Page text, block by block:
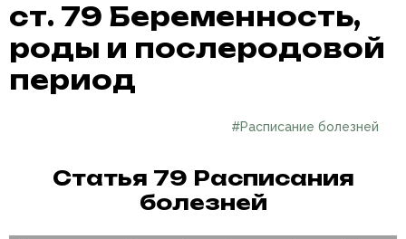
ст. 79 Беременность,
роды и послеродовой
период
#Расписание болезней
Статья 79 Расписания
болезней